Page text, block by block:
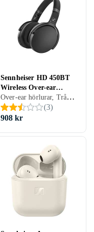
Sennheiser HD 450BT
Wireless Over-ear
Headset
Over-ear hörlurar, Trådlös, Aktiv brusreducering (ANC), Löstagbar kabel, Hopfällbar, Laddning via USB, Svart, Vit, Gaming
(3)
908 kr